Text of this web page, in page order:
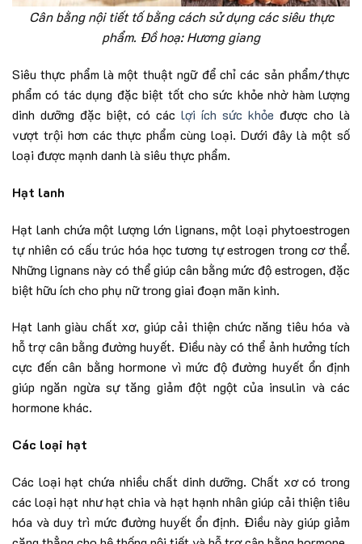
Cân bằng nội tiết tố bằng cách sử dụng các siêu thực
phẩm. Đồ hoạ: Hương giang
Siêu thực phẩm là một thuật ngữ để chỉ các sản phẩm/thực
phẩm có tác dụng đặc biệt tốt cho sức khỏe nhờ hàm lượng
dinh dưỡng đặc biệt, có các lợi ích sức khỏe được cho là
vượt trội hơn các thực phẩm cùng loại. Dưới đây là một số
loại được mạnh danh là siêu thực phẩm.
Hạt lanh
Hạt lanh chứa một lượng lớn lignans, một loại phytoestrogen
tự nhiên có cấu trúc hóa học tương tự estrogen trong cơ thể.
Những lignans này có thể giúp cân bằng mức độ estrogen, đặc
biệt hữu ích cho phụ nữ trong giai đoạn mãn kinh.
Hạt lanh giàu chất xơ, giúp cải thiện chức năng tiêu hóa và
hỗ trợ cân bằng đường huyết. Điều này có thể ảnh hưởng tích
cực đến cân bằng hormone vì mức độ đường huyết ổn định
giúp ngăn ngừa sự tăng giảm đột ngột của insulin và các
hormone khác.
Các loại hạt
Các loại hạt chứa nhiều chất dinh dưỡng. Chất xơ có trong
các loại hạt như hạt chia và hạt hạnh nhân giúp cải thiện tiêu
hóa và duy trì mức đường huyết ổn định. Điều này giúp giảm